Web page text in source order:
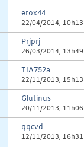
erox44
22/04/2014, 10h13
Prjprj
26/03/2014, 13h49
TIA752a
22/11/2013, 15h13
Glutinus
20/11/2013, 11h06
qqcvd
12/11/2013, 16h31